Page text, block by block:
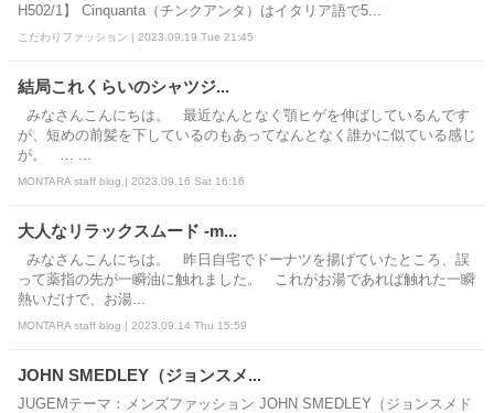
H502/1】 Cinquanta（チンクアンタ）はイタリア語で5...
こだわりファッション | 2023.09.19 Tue 21:45
結局これくらいのシャツジ...
みなさんこんにちは。 最近なんとなく顎ヒゲを伸ばしているんです
が、短めの前髪を下しているのもあってなんとなく誰かに似ている感じ
が。 … ...
MONTARA staff blog | 2023.09.16 Sat 16:16
大人なリラックスムード -m...
みなさんこんにちは。 昨日自宅でドーナツを揚げていたところ、誤
って薬指の先が一瞬油に触れました。 これがお湯であれば触れた一瞬
熱いだけで、お湯...
MONTARA staff blog | 2023.09.14 Thu 15:59
JOHN SMEDLEY（ジョンスメ...
JUGEMテーマ：メンズファッション JOHN SMEDLEY（ジョンスメド